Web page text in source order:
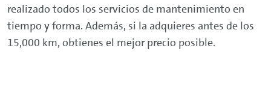
realizado todos los servicios de mantenimiento en
tiempo y forma. Además, si la adquieres antes de los
15,000 km, obtienes el mejor precio posible.